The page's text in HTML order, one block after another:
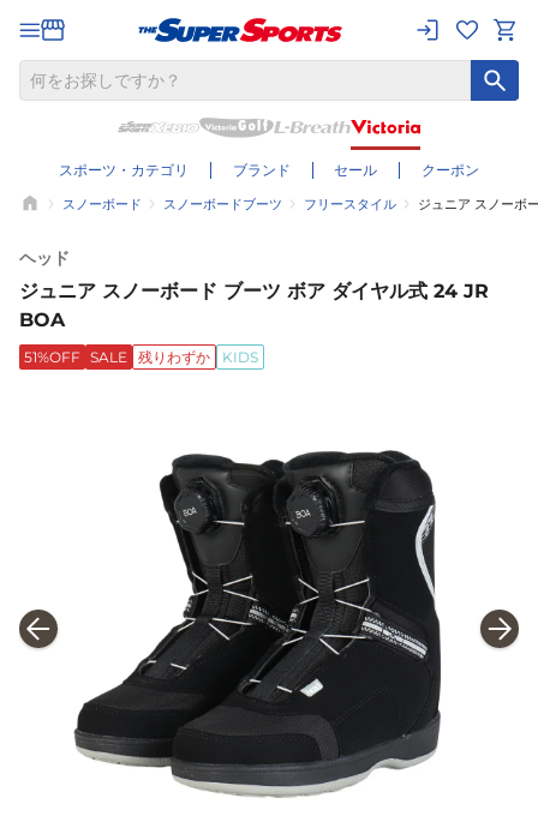
スポーツ・カテゴリ ブランド セール クーポン
スノーボード スノーボードブーツ フリースタイル ジュニア スノーボ
ヘッド
ジュニア スノーボード ブーツ ボア ダイヤル式 24 JR
BOA
51%OFF SALE 残りわずか KIDS